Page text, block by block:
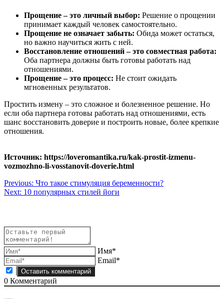
Прощение – это личный выбор: Решение о прощении
принимает каждый человек самостоятельно.
Прощение не означает забыть: Обида может остаться,
но важно научиться жить с ней.
Восстановление отношений – это совместная работа:
Оба партнера должны быть готовы работать над
отношениями.
Прощение – это процесс: Не стоит ожидать
мгновенных результатов.
Простить измену – это сложное и болезненное решение. Но
если оба партнера готовы работать над отношениями, есть
шанс восстановить доверие и построить новые, более крепкие
отношения.
Источник: https://loveromantika.ru/kak-prostit-izmenu-
vozmozhno-li-vosstanovit-doverie.html
Навигация
по
Previous: Что такое стимуляция беременности?
Next: 10 популярных стилей йоги
Имя*
Email*
0 Комментарий